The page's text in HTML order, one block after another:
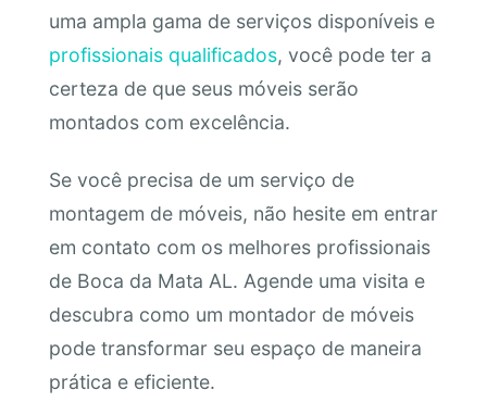
uma ampla gama de serviços disponíveis e
profissionais qualificados, você pode ter a
certeza de que seus móveis serão
montados com excelência.
Se você precisa de um serviço de
montagem de móveis, não hesite em entrar
em contato com os melhores profissionais
de Boca da Mata AL. Agende uma visita e
descubra como um montador de móveis
pode transformar seu espaço de maneira
prática e eficiente.